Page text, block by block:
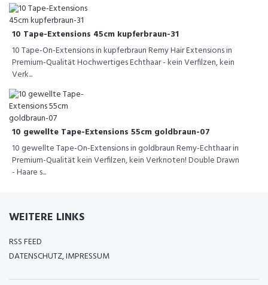
10 Tape-Extensions 45cm kupferbraun-31
10 Tape-On-Extensions in kupferbraun Remy Hair Extensions in
Premium-Qualität Hochwertiges Echthaar - kein Verfilzen, kein
Verk...
10 gewellte Tape-Extensions 55cm goldbraun-07
10 gewellte Tape-On-Extensions in goldbraun Remy-Echthaar in
Premium-Qualität kein Verfilzen, kein Verknoten! Double Drawn
- Haare s...
WEITERE LINKS
RSS FEED
DATENSCHUTZ, IMPRESSUM